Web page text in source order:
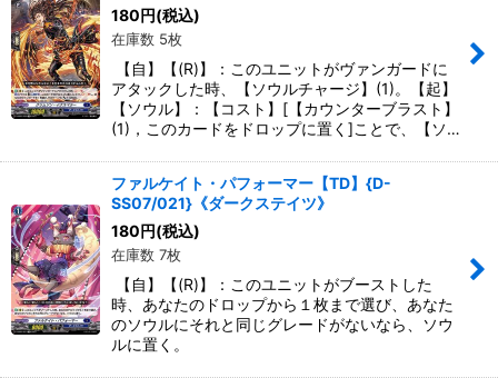
180円(税込)
在庫数 5枚
【自】【(R)】：このユニットがヴァンガードに
アタックした時、【ソウルチャージ】(1)。【起】
【ソウル】：【コスト】[【カウンターブラスト】
(1)，このカードをドロップに置く]ことで、【ソ…
ファルケイト・パフォーマー【TD】{D-
SS07/021}《ダークステイツ》
180円(税込)
在庫数 7枚
【自】【(R)】：このユニットがブーストした
時、あなたのドロップから１枚まで選び、あなた
のソウルにそれと同じグレードがないなら、ソウ
ルに置く。